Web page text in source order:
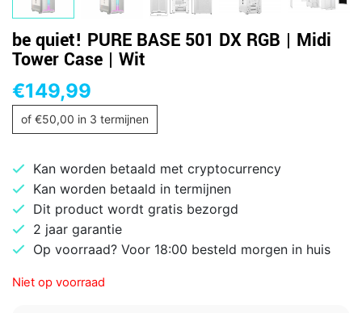
be quiet! PURE BASE 501 DX RGB | Midi
Tower Case | Wit
€149,99
of €50,00 in 3 termijnen
Kan worden betaald met cryptocurrency
Kan worden betaald in termijnen
Dit product wordt gratis bezorgd
2 jaar garantie
Op voorraad? Voor 18:00 besteld morgen in huis
Niet op voorraad